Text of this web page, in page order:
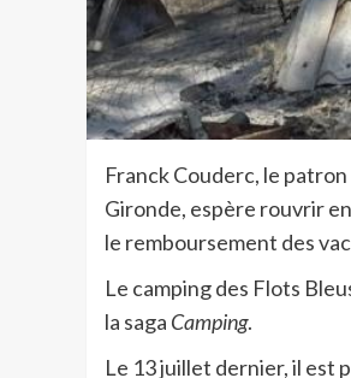
Franck Couderc, le
Gironde, espère rouvrir
le remboursement des
Le camping des Flots
la saga Camping.
Le 13 juillet dernier, il est